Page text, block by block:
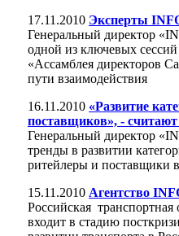
17.11.2010 Эксперты
Генеральный директор
одной из ключевых
«Ассамблея директоров
пути взаимодействия
16.11.2010 «Развитие
поставщиков», -
Генеральный директор
тренды в развитии
ритейлеры и поставщики
15.11.2010 Агентство
Российская
входит в стадию